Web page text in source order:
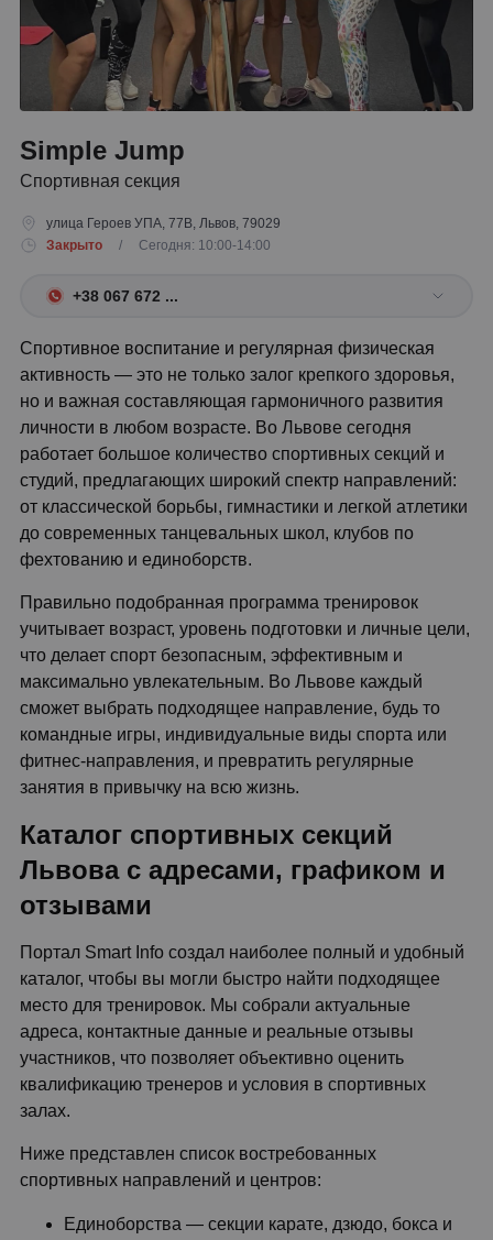
Simple Jump
Спортивная секция
улица Героев УПА, 77В, Львов, 79029
Закрыто
/ Сегодня: 10:00-14:00
+38 067 672 ...
Спортивное воспитание и регулярная физическая
активность — это не только залог крепкого здоровья,
но и важная составляющая гармоничного развития
личности в любом возрасте. Во Львове сегодня
работает большое количество спортивных секций и
студий, предлагающих широкий спектр направлений:
от классической борьбы, гимнастики и легкой атлетики
до современных танцевальных школ, клубов по
фехтованию и единоборств.
Правильно подобранная программа тренировок
учитывает возраст, уровень подготовки и личные цели,
что делает спорт безопасным, эффективным и
максимально увлекательным. Во Львове каждый
сможет выбрать подходящее направление, будь то
командные игры, индивидуальные виды спорта или
фитнес-направления, и превратить регулярные
занятия в привычку на всю жизнь.
Каталог спортивных секций
Львова с адресами, графиком и
отзывами
Портал Smart Info создал наиболее полный и удобный
каталог, чтобы вы могли быстро найти подходящее
место для тренировок. Мы собрали актуальные
адреса, контактные данные и реальные отзывы
участников, что позволяет объективно оценить
квалификацию тренеров и условия в спортивных
залах.
Ниже представлен список востребованных
спортивных направлений и центров:
Единоборства — секции карате, дзюдо, бокса и